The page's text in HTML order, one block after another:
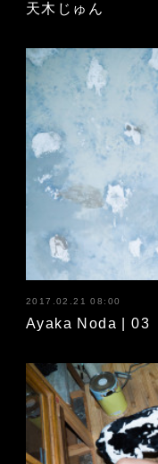
天木じゅん
2017.02.21 08:00
Ayaka Noda | 03